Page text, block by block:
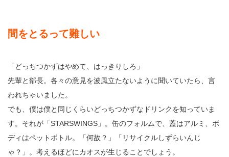
間をとるって難しい
「どっちつかずはやめて、はっきりしろ」
先輩と部長。各々の意見を波風立たないように聞いていたら、言
われちゃいました。
でも、僕は僕と同じくらいどっちつかずなドリンクを知っていま
す。それが「STARSWINGS」。缶のフォルムで、蓋はアルミ、ボ
ディはペットボトル。「何故？」「リサイクルしずらいんじ
ゃ？」。考えるほどにカオスが生じることでしょう。